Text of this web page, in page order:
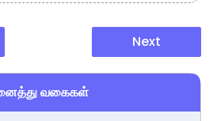
Next
வகைகள்